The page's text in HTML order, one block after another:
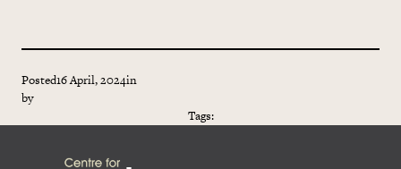
Posted16 April, 2024in
by
Tags: